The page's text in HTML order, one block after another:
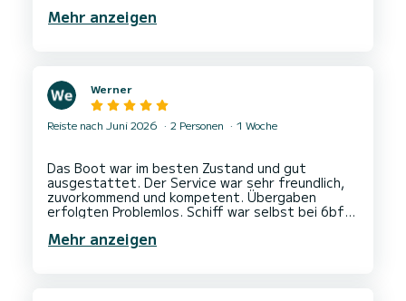
Mehr anzeigen
Werner
Reiste nach Juni 2026 2 Personen 1 Woche
Das Boot war im besten Zustand und gut
ausgestattet. Der Service war sehr freundlich,
zuvorkommend und kompetent. Übergaben
erfolgten Problemlos. Schiff war selbst bei 6bft
Mehr anzeigen